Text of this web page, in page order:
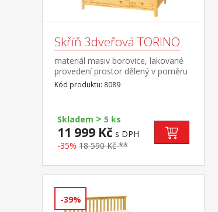
Skříň 3dveřová TORINO
materiál masiv borovice, lakované
provedení prostor dělený v poměru
2:1 širší část šatní tyč a police, užší
část 3 police ve spodní části 2
pojezdy doporučený nástavec 8189
Kód produktu: 8089
Skladem > 5 ks
11 999 Kč s DPH
-35% 18 590 Kč **
-39%